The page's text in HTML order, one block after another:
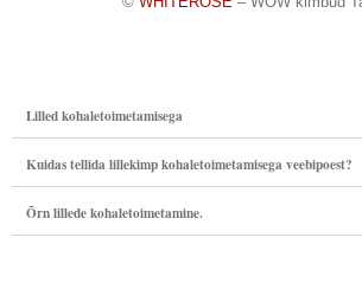
Lilled kohaletoimetamisega
Kuidas tellida lillekimp kohaletoimetamisega veebipoest?
Õrn lillede kohaletoimetamine.